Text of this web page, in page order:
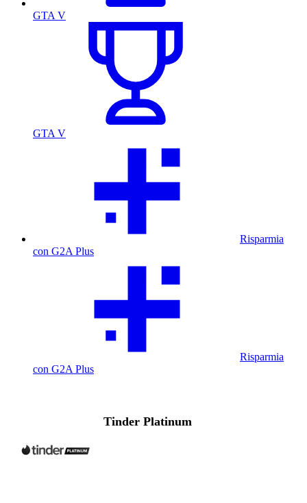
GTA V
GTA V
Risparmia
con G2A Plus
Risparmia
con G2A Plus
Tinder Platinum